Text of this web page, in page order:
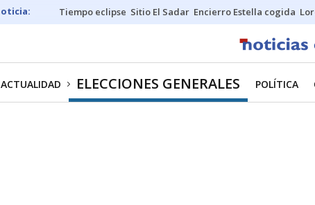
Tiempo eclipse Sitio El Sadar Encierro Estella cogida
ACTUALIDAD ELECCIONES GENERALES POLÍTICA